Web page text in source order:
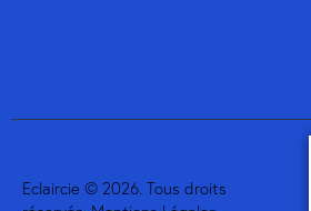
Eclaircie © 2026. Tous droits